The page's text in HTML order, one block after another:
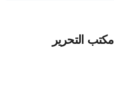
مكتب التحرير